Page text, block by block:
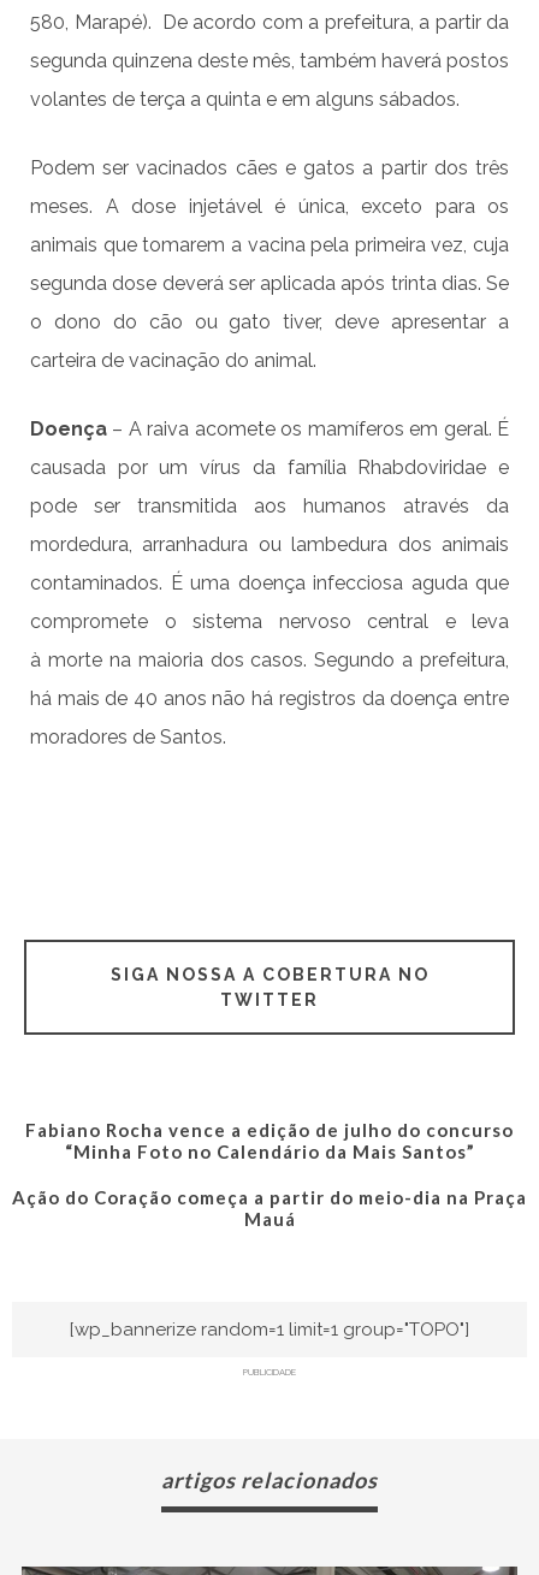
580, Marapé). De acordo com a prefeitura, a partir da
segunda quinzena deste mês, também haverá postos
volantes de terça a quinta e em alguns sábados.
Podem ser vacinados cães e gatos a partir dos três
meses. A dose injetável é única, exceto para os
animais que tomarem a vacina pela primeira vez, cuja
segunda dose deverá ser aplicada após trinta dias. Se
o dono do cão ou gato tiver, deve apresentar a
carteira de vacinação do animal.
Doença – A raiva acomete os mamíferos em geral. É
causada por um vírus da família Rhabdoviridae e
pode ser transmitida aos humanos através da
mordedura, arranhadura ou lambedura dos animais
contaminados. É uma doença infecciosa aguda que
compromete o sistema nervoso central e leva
à morte na maioria dos casos. Segundo a prefeitura,
há mais de 40 anos não há registros da doença entre
moradores de Santos.
SIGA NOSSA A COBERTURA NO
TWITTER
Fabiano Rocha vence a edição de julho do concurso
“Minha Foto no Calendário da Mais Santos”
Ação do Coração começa a partir do meio-dia na Praça
Mauá
[wp_bannerize random=1 limit=1 group="TOPO"]
PUBLICIDADE
artigos relacionados